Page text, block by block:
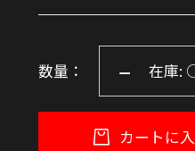
数量： 在庫:
カートに